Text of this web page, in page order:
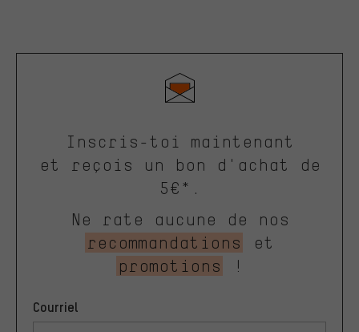
Inscris-toi maintenant
et reçois un bon d'achat de
5€*.
Ne rate aucune de nos
recommandations
et
promotions
!
Courriel